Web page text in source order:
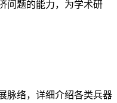
问题的能力，为学术研
脉络，详细介绍各类兵器